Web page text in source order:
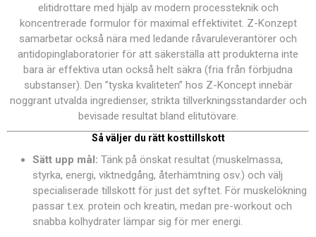
elitidrottare med hjälp av modern processteknik och
koncentrerade formulor för maximal effektivitet. Z-Konzept
samarbetar också nära med ledande råvaruleverantörer och
antidopinglaboratorier för att säkerställa att produkterna inte
bara är effektiva utan också helt säkra (fria från förbjudna
substanser). Den ”tyska kvaliteten” hos Z-Koncept innebär
noggrant utvalda ingredienser, strikta tillverkningsstandarder och
bevisade resultat bland elitutövare.
Så väljer du rätt kosttillskott
Sätt upp mål: Tänk på önskat resultat (muskelmassa,
styrka, energi, viktnedgång, återhämtning osv.) och välj
specialiserade tillskott för just det syftet. För muskelökning
passar t.ex. protein och kreatin, medan pre-workout och
snabba kolhydrater lämpar sig för mer energi.